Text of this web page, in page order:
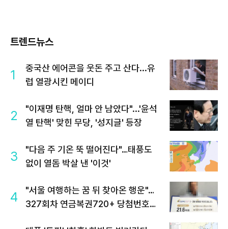
트렌드뉴스
1
중국산 에어콘을 웃돈 주고 산다...유
럽 열광시킨 메이디
2
"이재명 탄핵, 얼마 안 남았다"...'윤석
열 탄핵' 맞힌 무당, '성지글' 등장
3
"다음 주 기온 뚝 떨어진다"…태풍도
없이 열돔 박살 낸 '이것'
4
"서울 여행하는 꿈 뒤 찾아온 행운"…
327회차 연금복권720+ 당첨번호조